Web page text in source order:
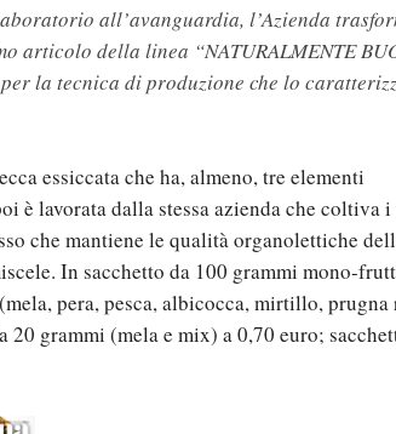
all’avanguardia, l’Azienda
articolo della linea “NATURALMENTE
la tecnica di produzione che lo
essiccata che ha, almeno, tre elementi
è lavorata dalla stessa azienda che coltiva
che mantiene le qualità organolettiche
In sacchetto da 100 grammi mono-
pera, pesca, albicocca, mirtillo, prugna
20 grammi (mela e mix) a 0,70 euro;